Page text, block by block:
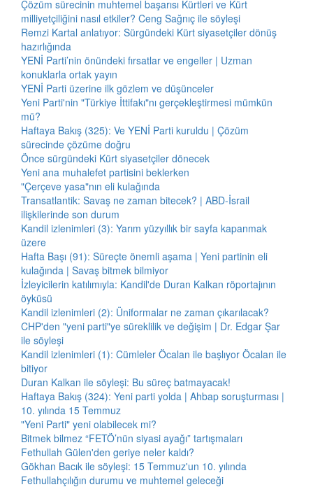
Çözüm sürecinin muhtemel başarısı Kürtleri ve Kürt
milliyetçiliğini nasıl etkiler? Ceng Sağnıç ile söyleşi
Remzi Kartal anlatıyor: Sürgündeki Kürt siyasetçiler dönüş
hazırlığında
YENİ Parti’nin önündeki fırsatlar ve engeller | Uzman
konuklarla ortak yayın
YENİ Parti üzerine ilk gözlem ve düşünceler
Yeni Parti'nin "Türkiye İttifakı"nı gerçekleştirmesi mümkün
mü?
Haftaya Bakış (325): Ve YENİ Parti kuruldu | Çözüm
sürecinde çözüme doğru
Önce sürgündeki Kürt siyasetçiler dönecek
Yeni ana muhalefet partisini beklerken
"Çerçeve yasa"nın eli kulağında
Transatlantik: Savaş ne zaman bitecek? | ABD-İsrail
ilişkilerinde son durum
Kandil izlenimleri (3): Yarım yüzyıllık bir sayfa kapanmak
üzere
Hafta Başı (91): Süreçte önemli aşama | Yeni partinin eli
kulağında | Savaş bitmek bilmiyor
İzleyicilerin katılımıyla: Kandil'de Duran Kalkan röportajının
öyküsü
Kandil izlenimleri (2): Üniformalar ne zaman çıkarılacak?
CHP'den "yeni parti"ye süreklilik ve değişim | Dr. Edgar Şar
ile söyleşi
Kandil izlenimleri (1): Cümleler Öcalan ile başlıyor Öcalan ile
bitiyor
Duran Kalkan ile söyleşi: Bu süreç batmayacak!
Haftaya Bakış (324): Yeni parti yolda | Ahbap soruşturması |
10. yılında 15 Temmuz
"Yeni Parti" yeni olabilecek mi?
Bitmek bilmez “FETÖ’nün siyasi ayağı” tartışmaları
Fethullah Gülen'den geriye neler kaldı?
Gökhan Bacık ile söyleşi: 15 Temmuz'un 10. yılında
Fethullahçılığın durumu ve muhtemel geleceği